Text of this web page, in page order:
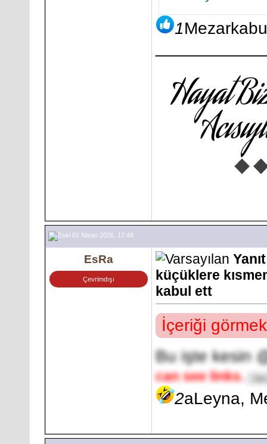
1
01 Nisan 2026, 17:48
EsRa
Çevrimdışı
küçüklere
kabul ett
İçeriği
Bu işte kesin
can see links.
2aLeyna,